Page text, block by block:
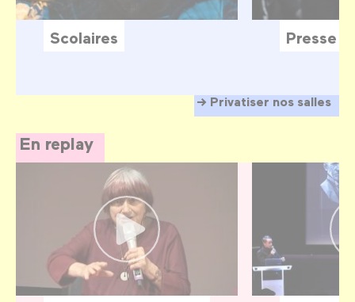
Privatiser nos salles
Scolaires Presse
En replay